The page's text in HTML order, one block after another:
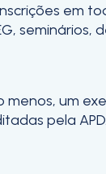
em
um
pela